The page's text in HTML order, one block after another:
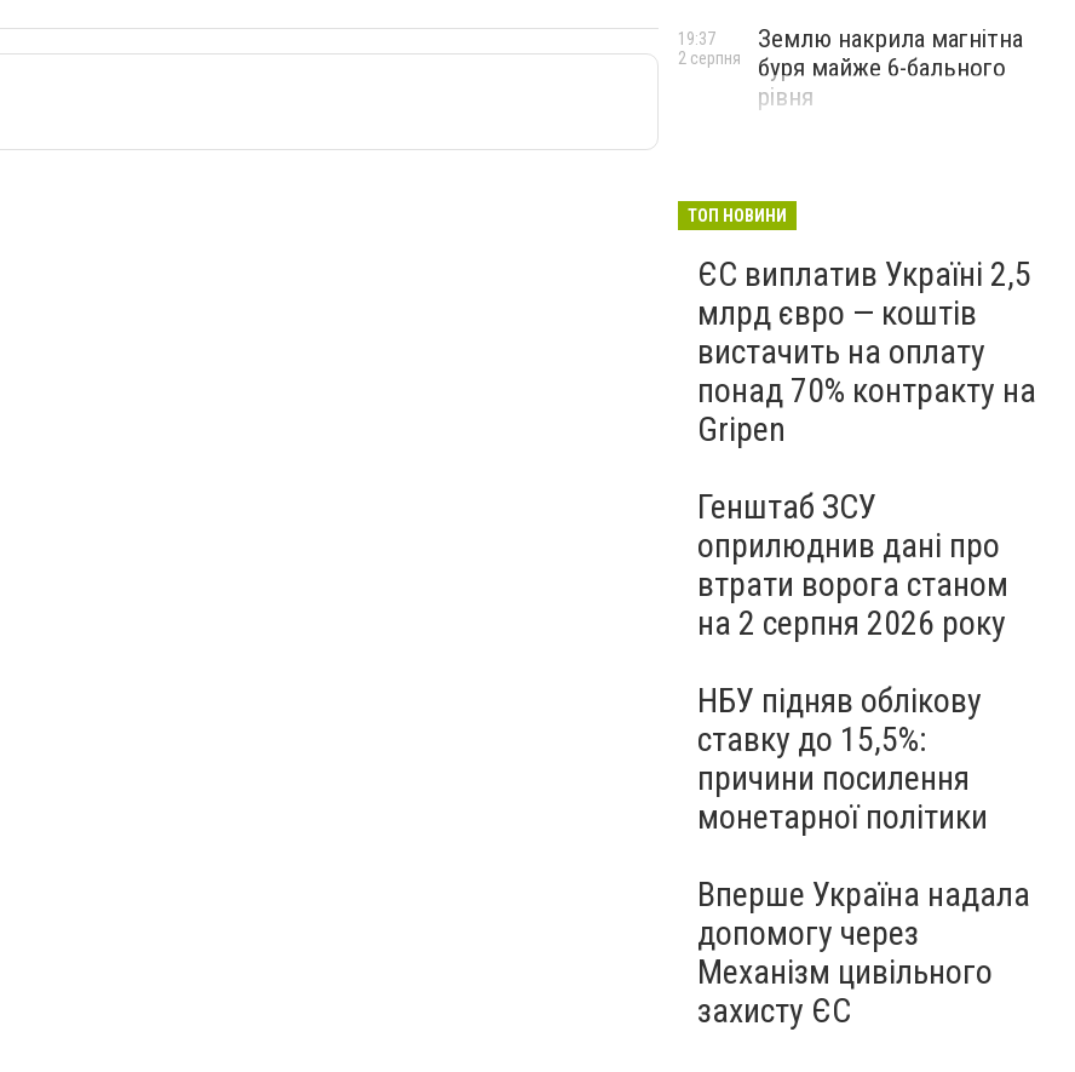
Землю накрила магнітна
буря майже 6-бального
рівня
19:37
2 серпня
ТОП НОВИНИ
ЄС виплатив Україні 2,5
млрд євро — коштів
вистачить на оплату
понад 70% контракту на
Gripen
Генштаб ЗСУ
оприлюднив дані про
втрати ворога станом
на 2 серпня 2026 року
НБУ підняв облікову
ставку до 15,5%:
причини посилення
монетарної політики
Вперше Україна надала
допомогу через
Механізм цивільного
захисту ЄС